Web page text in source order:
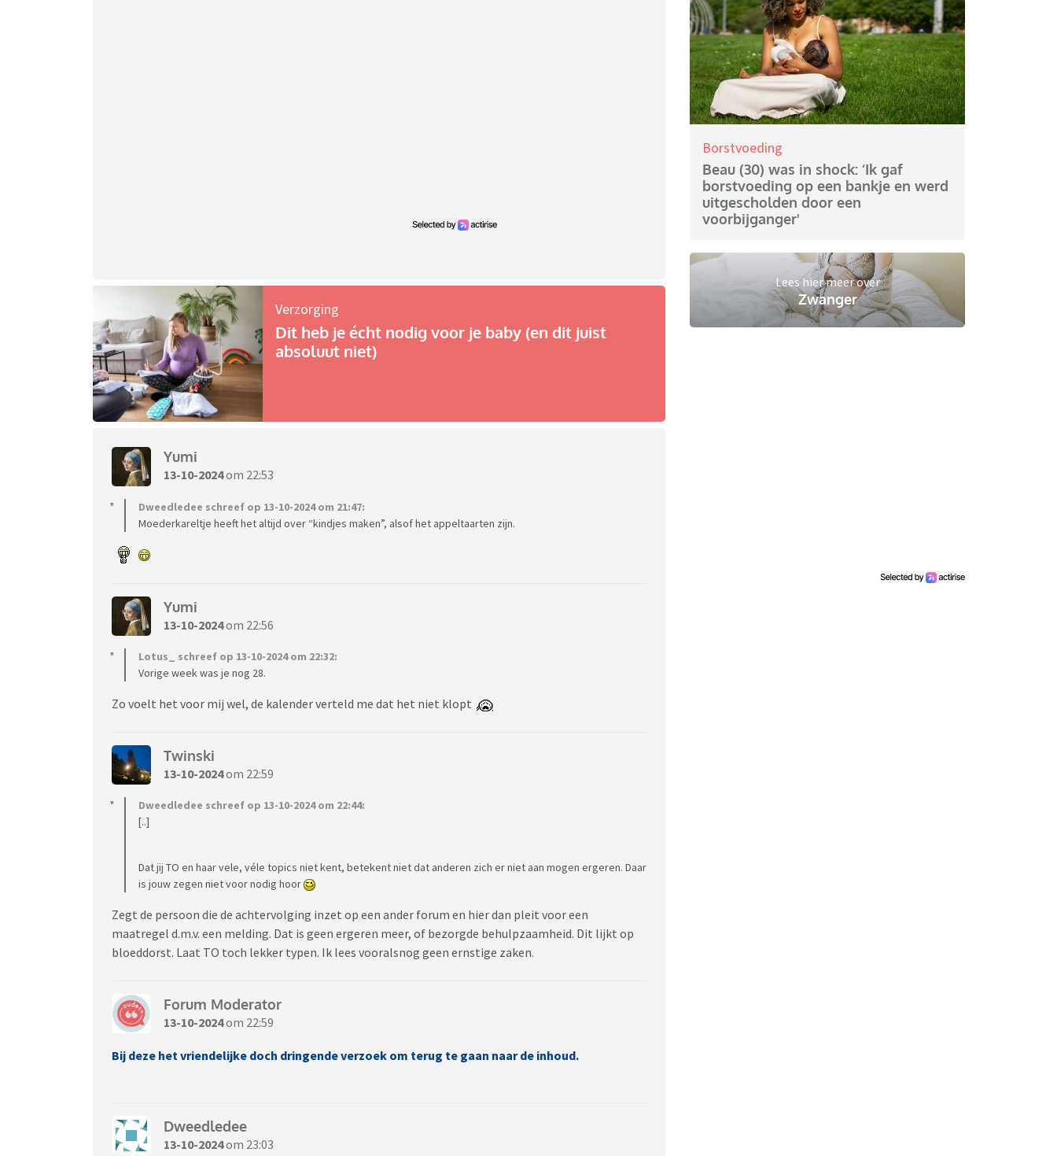
Verzorging
Dit heb je écht nodig voor je baby (en dit juist
absoluut niet)
Yumi
13-10-2024om 22:53
Dweedledee schreef op 13-10-2024 om 21:47:
Moederkareltje heeft het altijd over “kindjes maken”, alsof het appeltaarten zijn.
Yumi
13-10-2024om 22:56
Lotus_ schreef op 13-10-2024 om 22:32:
Vorige week was je nog 28.
Zo voelt het voor mij wel, de kalender verteld me dat het niet klopt
Twinski
13-10-2024om 22:59
Dweedledee schreef op 13-10-2024 om 22:44:
[..]
Dat jij TO en haar vele, véle topics niet kent, betekent niet dat anderen zich er niet aan mogen ergeren. Daar
is jouw zegen niet voor nodig hoor
Zegt de persoon die de achtervolging inzet op een ander forum en hier dan pleit voor een
maatregel d.m.v. een melding. Dat is geen ergeren meer, of bezorgde behulpzaamheid. Dit lijkt op
bloeddorst. Laat TO toch lekker typen. Ik lees vooralsnog geen ernstige zaken.
Forum Moderator
13-10-2024om 22:59
Bij deze het vriendelijke doch dringende verzoek om terug te gaan naar de inhoud.
Dweedledee
13-10-2024om 23:03
Borstvoeding
Beau (30) was in shock: ‘Ik gaf
borstvoeding op een bankje en werd
uitgescholden door een
voorbijganger'
Lees hier meer over
Zwanger